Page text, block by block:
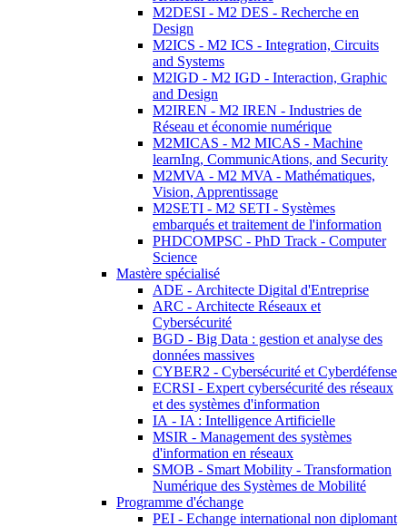
M2DESI - M2 DES - Recherche en
Design
M2ICS - M2 ICS - Integration, Circuits
and Systems
M2IGD - M2 IGD - Interaction, Graphic
and Design
M2IREN - M2 IREN - Industries de
Réseau et économie numérique
M2MICAS - M2 MICAS - Machine
learnIng, CommunicAtions, and Security
M2MVA - M2 MVA - Mathématiques,
Vision, Apprentissage
M2SETI - M2 SETI - Systèmes
embarqués et traitement de l'information
PHDCOMPSC - PhD Track - Computer
Science
Mastère spécialisé
ADE - Architecte Digital d'Entreprise
ARC - Architecte Réseaux et
Cybersécurité
BGD - Big Data : gestion et analyse des
données massives
CYBER2 - Cybersécurité et Cyberdéfense
ECRSI - Expert cybersécurité des réseaux
et des systèmes d'information
IA - IA : Intelligence Artificielle
MSIR - Management des systèmes
d'information en réseaux
SMOB - Smart Mobility - Transformation
Numérique des Systèmes de Mobilité
Programme d'échange
PEI - Echange international non diplomant